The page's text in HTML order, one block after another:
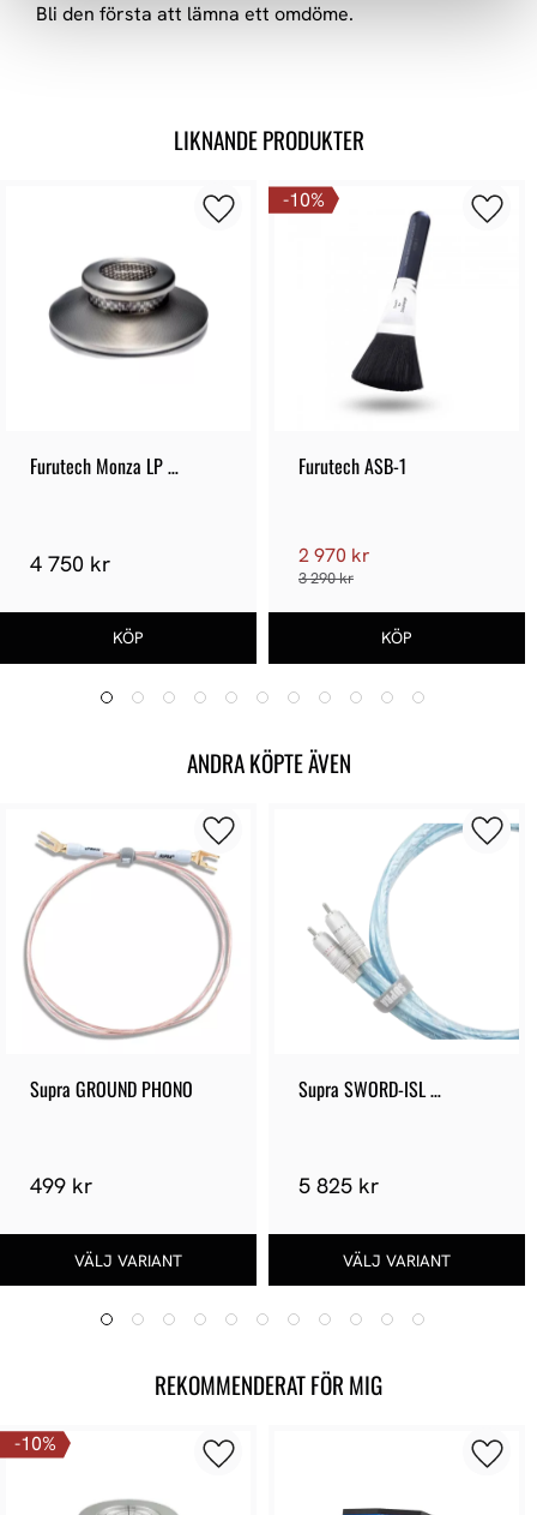
Bli den första att lämna ett omdöme.
LIKNANDE PRODUKTER
Furutech Monza LP
4 750 kr
Furutech ASB-1
2 970 kr
3 290 kr
10%
ANDRA KÖPTE ÄVEN
Supra GROUND PHONO
499 kr
Supra SWORD-ISL
5 825 kr
REKOMMENDERAT FÖR MIG
10%